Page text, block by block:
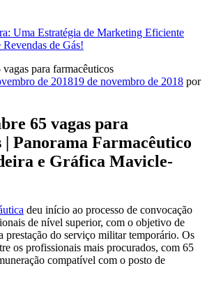
Uma Estratégia de Marketing Eficiente
de Gás!
de 201819 de novembro de 2018 por
65 vagas para
Panorama Farmacêutico
e Gráfica Mavicle-
deu início ao processo de convocação
de nível superior, com o objetivo de
prestação do serviço militar temporário. Os
os profissionais mais procurados, com 65
compatível com o posto de